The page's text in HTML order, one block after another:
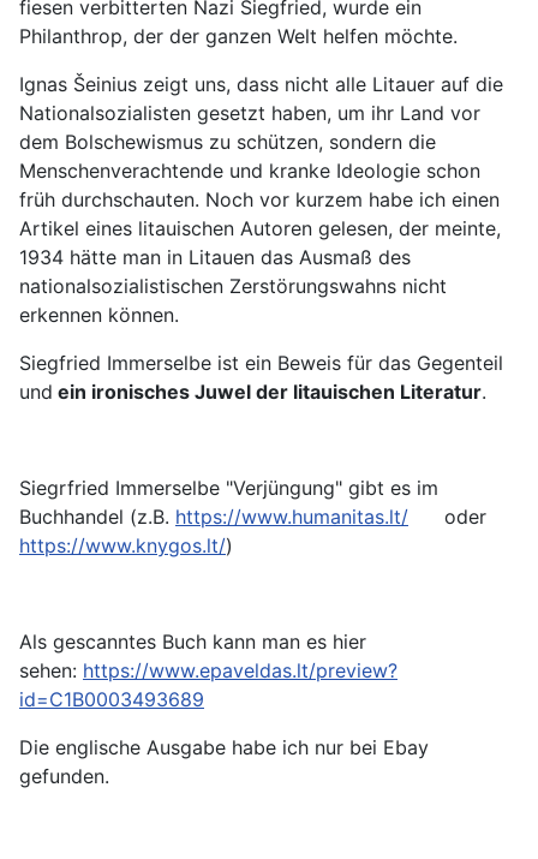
fiesen verbitterten Nazi Siegfried, wurde ein
Philanthrop, der der ganzen Welt helfen möchte.
Ignas Šeinius zeigt uns, dass nicht alle Litauer auf die
Nationalsozialisten gesetzt haben, um ihr Land vor
dem Bolschewismus zu schützen, sondern die
Menschenverachtende und kranke Ideologie schon
früh durchschauten. Noch vor kurzem habe ich einen
Artikel eines litauischen Autoren gelesen, der meinte,
1934 hätte man in Litauen das Ausmaß des
nationalsozialistischen Zerstörungswahns nicht
erkennen können.
Siegfried Immerselbe ist ein Beweis für das Gegenteil
und ein ironisches Juwel der litauischen Literatur.
Siegrfried Immerselbe "Verjüngung" gibt es im
Buchhandel (z.B. https://www.humanitas.lt/ oder
https://www.knygos.lt/)
Als gescanntes Buch kann man es hier
sehen: https://www.epaveldas.lt/preview?
id=C1B0003493689
Die englische Ausgabe habe ich nur bei Ebay
gefunden.